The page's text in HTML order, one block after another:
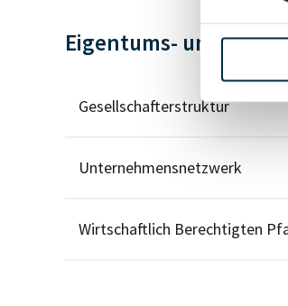
Eigentums- und
Gesellschafterstruktur
Unternehmensnetzwerk
Wirtschaftlich Berechtigten